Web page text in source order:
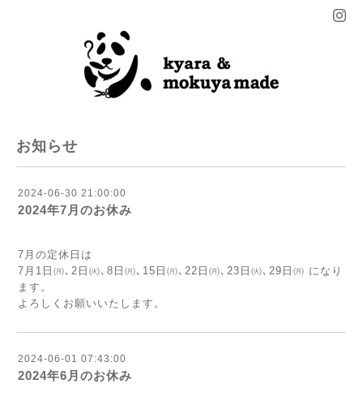
お知らせ
2024-06-30 21:00:00
2024年7月のお休み
7月の定休日は
7月1日㈪､2日㈫､8日㈪､15日㈪､22日㈪､23日㈫､29日㈪ になり
ます。
よろしくお願いいたします。
2024-06-01 07:43:00
2024年6月のお休み